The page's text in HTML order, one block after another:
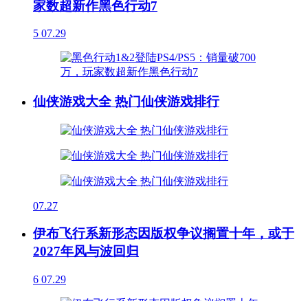
家数超新作黑色行动7
5 07.29
仙侠游戏大全 热门仙侠游戏排行
07.27
伊布飞行系新形态因版权争议搁置十年，或于
2027年风与波回归
6 07.29